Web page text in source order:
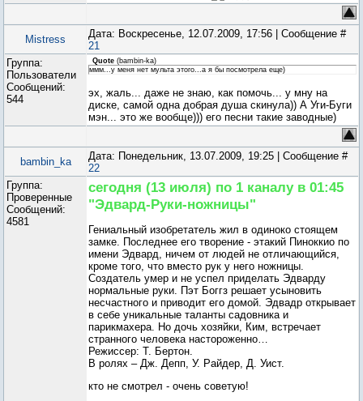
Mistress
Дата: Воскресенье, 12.07.2009, 17:56 | Сообщение #
21
Группа:
Пользователи
Сообщений:
544
Quote (bambin-ka)
ммм...у меня нет мульта этого...а я бы посмотрела еще)
эх, жаль... даже не знаю, как помочь... у мну на
диске, самой одна добрая душа скинула)) А Уги-Буги
мэн... это же вообще))) его песни такие заводные)
bambin_ka
Дата: Понедельник, 13.07.2009, 19:25 | Сообщение #
22
Группа:
Проверенные
Сообщений:
4581
сегодня (13 июля) по 1 каналу в 01:45
"Эдвард-Руки-ножницы"
Гениальный изобретатель жил в одиноко стоящем
замке. Последнее его творение - этакий Пиноккио по
имени Эдвард, ничем от людей не отличающийся,
кроме того, что вместо рук у него ножницы.
Создатель умер и не успел приделать Эдварду
нормальные руки. Пэт Боггз решает усыновить
несчастного и приводит его домой. Эдвадр открывает
в себе уникальные таланты садовника и
парикмахера. Но дочь хозяйки, Ким, встречает
странного человека настороженно…
Режиссер: Т. Бертон.
В ролях – Дж. Депп, У. Райдер, Д. Уист.
кто не смотрел - очень советую!